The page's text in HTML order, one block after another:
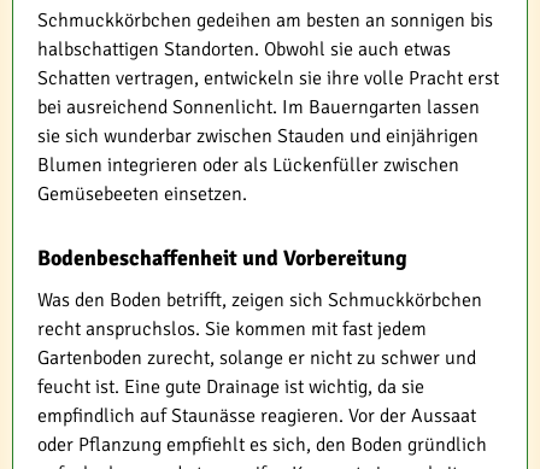
Schmuckkörbchen gedeihen am besten an sonnigen bis
halbschattigen Standorten. Obwohl sie auch etwas
Schatten vertragen, entwickeln sie ihre volle Pracht erst
bei ausreichend Sonnenlicht. Im Bauerngarten lassen
sie sich wunderbar zwischen Stauden und einjährigen
Blumen integrieren oder als Lückenfüller zwischen
Gemüsebeeten einsetzen.
Bodenbeschaffenheit und Vorbereitung
Was den Boden betrifft, zeigen sich Schmuckkörbchen
recht anspruchslos. Sie kommen mit fast jedem
Gartenboden zurecht, solange er nicht zu schwer und
feucht ist. Eine gute Drainage ist wichtig, da sie
empfindlich auf Staunässe reagieren. Vor der Aussaat
oder Pflanzung empfiehlt es sich, den Boden gründlich